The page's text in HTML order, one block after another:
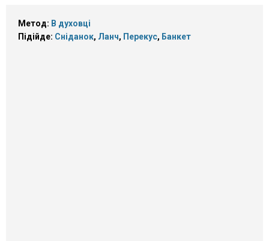
Метод: В духовці
Підійде: Сніданок, Ланч, Перекус, Банкет